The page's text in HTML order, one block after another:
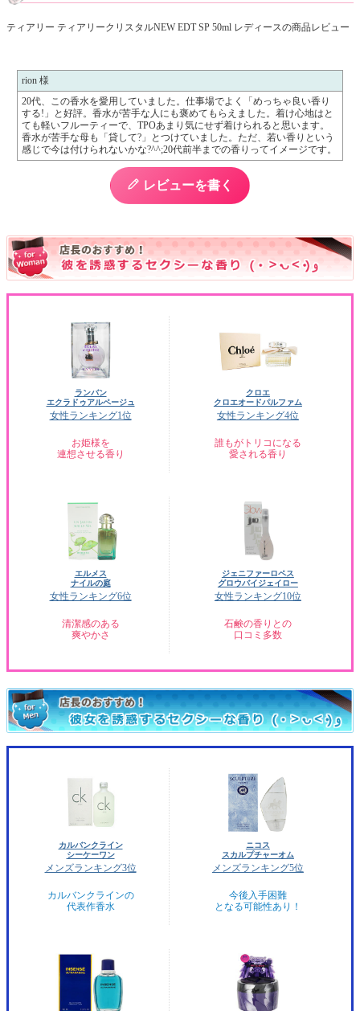
ティアリー ティアリークリスタルNEW EDT SP 50ml レディースの商品レビュー
rion 様
20代、この香水を愛用していました。仕事場でよく「めっちゃ良い香り
する!」と好評。香水が苦手な人にも褒めてもらえました。着け心地はと
ても軽いフルーティーで、TPOあまり気にせず着けられると思います。
香水が苦手な母も「貸して?」とつけていました。ただ、若い香りという
感じで今は付けられないかな?^^;20代前半までの香りってイメージです。
レビューを書く
ランバン
エクラドゥアルページュ
女性ランキング1位
お姫様を
連想させる香り
クロエ
クロエオードパルファム
女性ランキング4位
誰もがトリコになる
愛される香り
エルメス
ナイルの庭
女性ランキング6位
清潔感のある
爽やかさ
ジェニファーロペス
グロウバイジェイロー
女性ランキング10位
石鹸の香りとの
口コミ多数
カルバンクライン
シーケーワン
メンズランキング3位
カルバンクラインの
代表作香水
ニコス
スカルプチャーオム
メンズランキング5位
今後入手困難
となる可能性あり！